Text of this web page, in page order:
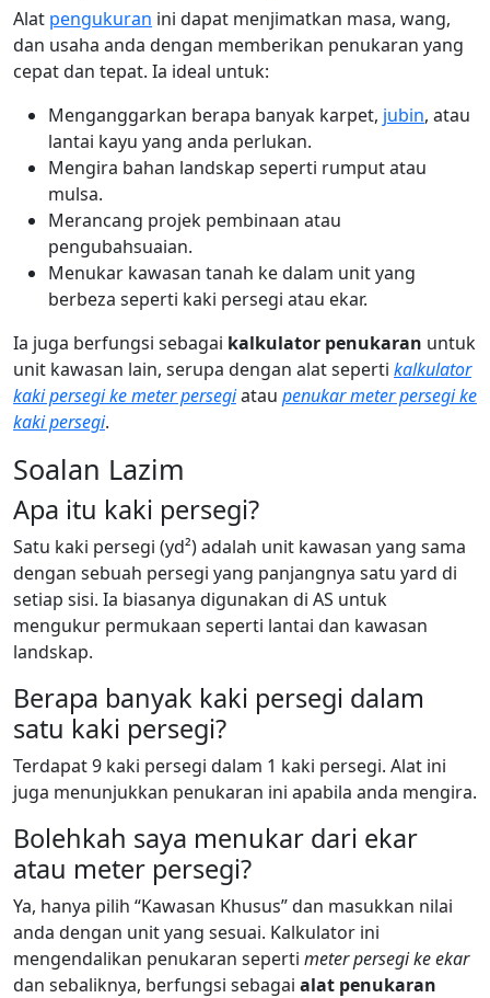
Alat pengukuran ini dapat menjimatkan masa, wang,
dan usaha anda dengan memberikan penukaran yang
cepat dan tepat. Ia ideal untuk:
Menganggarkan berapa banyak karpet, jubin, atau
lantai kayu yang anda perlukan.
Mengira bahan landskap seperti rumput atau
mulsa.
Merancang projek pembinaan atau
pengubahsuaian.
Menukar kawasan tanah ke dalam unit yang
berbeza seperti kaki persegi atau ekar.
Ia juga berfungsi sebagai kalkulator penukaran untuk
unit kawasan lain, serupa dengan alat seperti kalkulator
kaki persegi ke meter persegiatau penukar meter persegi ke
kaki persegi.
Soalan Lazim
Apa itu kaki persegi?
Satu kaki persegi (yd²) adalah unit kawasan yang sama
dengan sebuah persegi yang panjangnya satu yard di
setiap sisi. Ia biasanya digunakan di AS untuk
mengukur permukaan seperti lantai dan kawasan
landskap.
Berapa banyak kaki persegi dalam
satu kaki persegi?
Terdapat 9 kaki persegi dalam 1 kaki persegi. Alat ini
juga menunjukkan penukaran ini apabila anda mengira.
Bolehkah saya menukar dari ekar
atau meter persegi?
Ya, hanya pilih “Kawasan Khusus” dan masukkan nilai
anda dengan unit yang sesuai. Kalkulator ini
mengendalikan penukaran seperti meter persegi ke ekar
dan sebaliknya, berfungsi sebagai alat penukaran